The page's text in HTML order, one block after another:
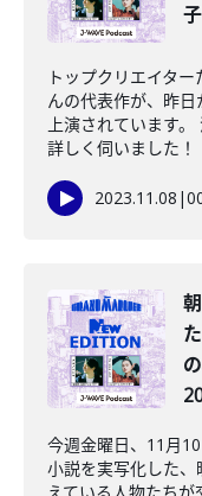
トップクリエイタ
んの代表作が、昨日
上演されています
詳しく伺いました！
2023.11.08 |
今週金曜日、11月
小説を実写化した